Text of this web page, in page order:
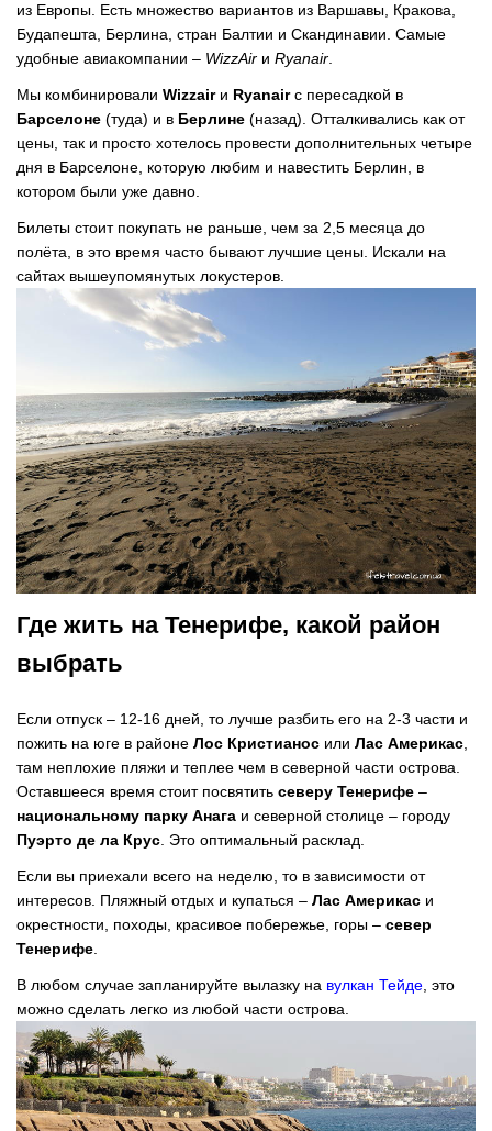
из Европы. Есть множество вариантов из Варшавы, Кракова,
Будапешта, Берлина, стран Балтии и Скандинавии. Самые
удобные авиакомпании – WizzAir и Ryanair.
Мы комбинировали Wizzairи Ryanairс пересадкой в
Барселоне (туда) и в Берлине (назад). Отталкивались как от
цены, так и просто хотелось провести дополнительных четыре
дня в Барселоне, которую любим и навестить Берлин, в
котором были уже давно.
Билеты стоит покупать не раньше, чем за 2,5 месяца до
полёта, в это время часто бывают лучшие цены. Искали на
сайтах вышеупомянутых локустеров.
Где жить на Тенерифе, какой район
выбрать
Если отпуск – 12-16 дней, то лучше разбить его на 2-3 части и
пожить на юге в районе Лос Кристианос или Лас Америкас,
там неплохие пляжи и теплее чем в северной части острова.
Оставшееся время стоит посвятить северу Тенерифе –
национальному парку Анага и северной столице – городу
Пуэрто де ла Крус. Это оптимальный расклад.
Если вы приехали всего на неделю, то в зависимости от
интересов. Пляжный отдых и купаться – Лас Америкас и
окрестности, походы, красивое побережье, горы – север
Тенерифе.
В любом случае запланируйте вылазку на вулкан Тейде, это
можно сделать легко из любой части острова.